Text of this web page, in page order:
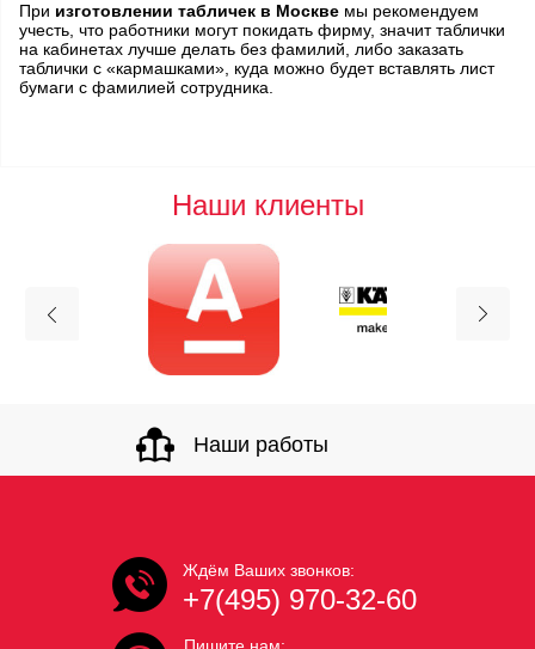
При изготовлении табличек в Москве мы рекомендуем
учесть, что работники могут покидать фирму, значит таблички
на кабинетах лучше делать без фамилий, либо заказать
таблички с «кармашками», куда можно будет вставлять лист
бумаги с фамилией сотрудника.
Наши клиенты
Наши работы
Ждём Ваших звонков:
+7(495) 970-32-60